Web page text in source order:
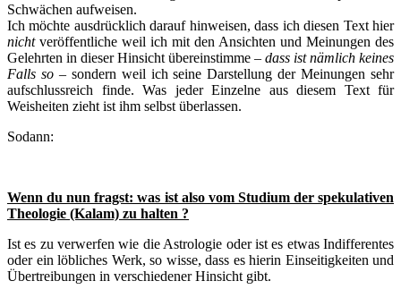
Schwächen aufweisen.
Ich möchte ausdrücklich darauf hinweisen, dass ich diesen Text hier
nichtveröffentliche weil ich mit den Ansichten und Meinungen des
Gelehrten in dieser Hinsicht übereinstimme – dass ist nämlich keines
Falls so –sondern weil ich seine Darstellung der Meinungen sehr
aufschlussreich finde. Was jeder Einzelne aus diesem Text für
Weisheiten zieht ist ihm selbst überlassen.
Sodann:
Wenn du nun fragst: was ist also vom Studium der spekulativen
Theologie (Kalam) zu halten ?
Ist es zu verwerfen wie die Astrologie oder ist es etwas Indifferentes
oder ein löbliches Werk, so wisse, dass es hierin Einseitigkeiten und
Übertreibungen in verschiedener Hinsicht gibt.